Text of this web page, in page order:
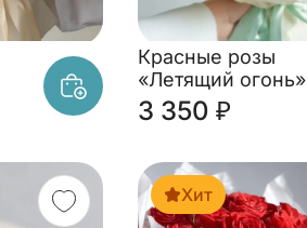
Красные розы
«Летящий огонь»
3 350 ₽
Хит